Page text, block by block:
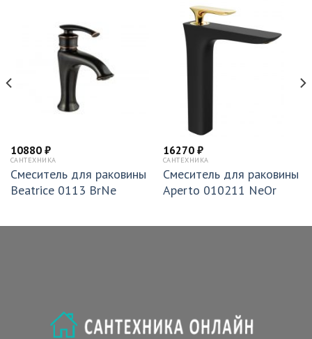
10880 ₽
САНТЕХНИКА
Смеситель для раковины
Beatrice 0113 BrNe
16270 ₽
САНТЕХНИКА
Смеситель для раковины
Aperto 010211 NeOr